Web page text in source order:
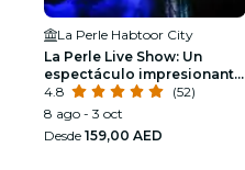
La Perle Habtoor City
La Perle Live Show: Un
espectáculo impresionante
bajo el agua y aérea
4.8
(52)
8 ago - 3 oct
Desde 159,00 AED